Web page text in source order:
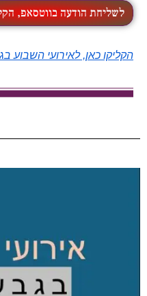
לשליחת הודעה בווטסאפ,
הקליקו כאן, לאירועי השבוע